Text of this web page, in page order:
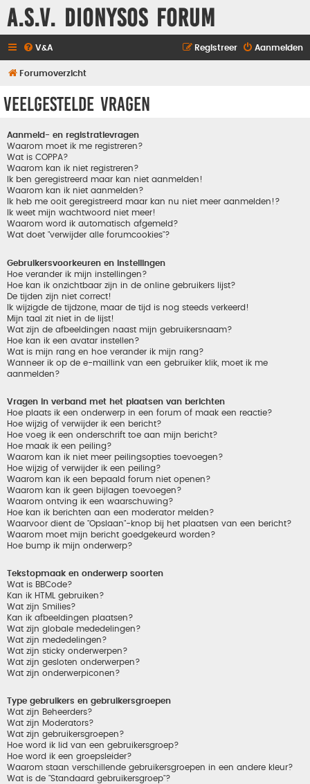
A.S.V. Dionysos Forum
V&A Aanmelden
Registreer
Forumoverzicht
Veelgestelde vragen
Aanmeld- en registratievragen
Waarom moet ik me registreren?
Wat is COPPA?
Waarom kan ik niet registreren?
Ik ben geregistreerd maar kan niet aanmelden!
Waarom kan ik niet aanmelden?
Ik heb me ooit geregistreerd maar kan nu niet meer aanmelden!?
Ik weet mijn wachtwoord niet meer!
Waarom word ik automatisch afgemeld?
Wat doet "verwijder alle forumcookies"?
Gebruikersvoorkeuren en instellingen
Hoe verander ik mijn instellingen?
Hoe kan ik onzichtbaar zijn in de online gebruikers lijst?
De tijden zijn niet correct!
Ik wijzigde de tijdzone, maar de tijd is nog steeds verkeerd!
Mijn taal zit niet in de lijst!
Wat zijn de afbeeldingen naast mijn gebruikersnaam?
Hoe kan ik een avatar instellen?
Wat is mijn rang en hoe verander ik mijn rang?
Wanneer ik op de e-maillink van een gebruiker klik, moet ik me
aanmelden?
Vragen in verband met het plaatsen van berichten
Hoe plaats ik een onderwerp in een forum of maak een reactie?
Hoe wijzig of verwijder ik een bericht?
Hoe voeg ik een onderschrift toe aan mijn bericht?
Hoe maak ik een peiling?
Waarom kan ik niet meer peilingsopties toevoegen?
Hoe wijzig of verwijder ik een peiling?
Waarom kan ik een bepaald forum niet openen?
Waarom kan ik geen bijlagen toevoegen?
Waarom ontving ik een waarschuwing?
Hoe kan ik berichten aan een moderator melden?
Waarvoor dient de "Opslaan"-knop bij het plaatsen van een bericht?
Waarom moet mijn bericht goedgekeurd worden?
Hoe bump ik mijn onderwerp?
Tekstopmaak en onderwerp soorten
Wat is BBCode?
Kan ik HTML gebruiken?
Wat zijn Smilies?
Kan ik afbeeldingen plaatsen?
Wat zijn globale mededelingen?
Wat zijn mededelingen?
Wat zijn sticky onderwerpen?
Wat zijn gesloten onderwerpen?
Wat zijn onderwerpiconen?
Type gebruikers en gebruikersgroepen
Wat zijn Beheerders?
Wat zijn Moderators?
Wat zijn gebruikersgroepen?
Hoe word ik lid van een gebruikersgroep?
Hoe word ik een groepsleider?
Waarom staan verschillende gebruikersgroepen in een andere kleur?
Wat is de "Standaard gebruikersgroep"?